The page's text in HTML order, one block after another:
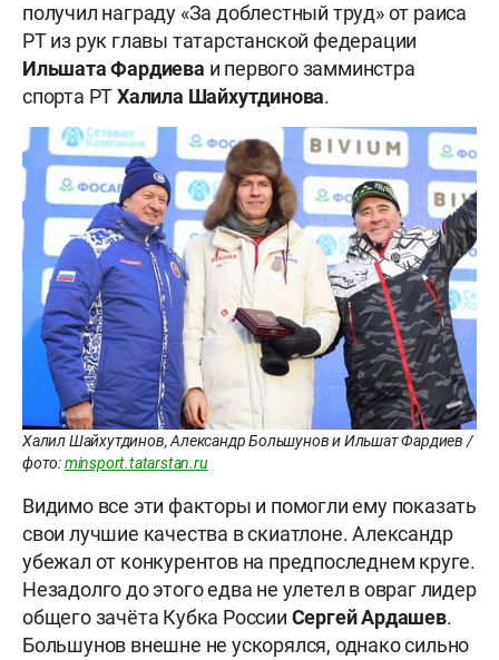
получил награду «За доблестный труд» от раиса
РТ из рук главы татарстанской федерации
ИльшатаФардиева и первого замминстра
спорта РТХалила Шайхутдинова.
Халил Шайхутдинов, Александр Большунов и Ильшат Фардиев /
фото:minsport.tatarstan.ru
Видимо все эти факторы и помогли ему показать
свои лучшие качества в скиатлоне. Александр
убежал от конкурентов на предпоследнем круге.
Незадолго до этого едва не улетел в овраг лидер
общего зачёта Кубка России Сергей Ардашев.
Большунов внешне не ускорялся, однако сильно